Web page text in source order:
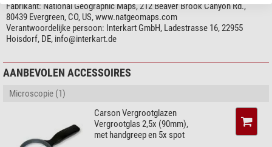
Schaal
1:550.000
Cartografie
politiek
Bijzonderheden
Tijdzones
nee
Ophanging
Design kaart
nee
nee
Geschikt voor spelden
nee
Fabrikant:National Geographic Maps, 212 Beaver Brook Canyon Rd.,
80439 Evergreen, CO, US, www.natgeomaps.com
Verantwoordelijke persoon: Interkart GmbH, Ladestrasse 16, 22955
Hoisdorf, DE, info@interkart.de
AANBEVOLEN ACCESSOIRES
Microscopie (1)
Carson Vergrootglazen
Vergrootglas 2,5x (90mm),
met handgreep en 5x spot